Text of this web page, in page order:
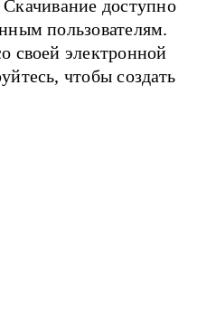
Скачивание доступно
пользователям.
своей электронной
чтобы создать